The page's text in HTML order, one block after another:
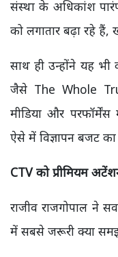
संस्था के अधिकांश
को लगातार बढ़ा रहे हैं,
साथ ही उन्होंने यह भी
जैसे The Whole
मीडिया और परफॉर्मेंस
ऐसे में विज्ञापन बजट
CTVको प्रीमियम
राजीव राजगोपाल ने
में सबसे जरूरी क्या